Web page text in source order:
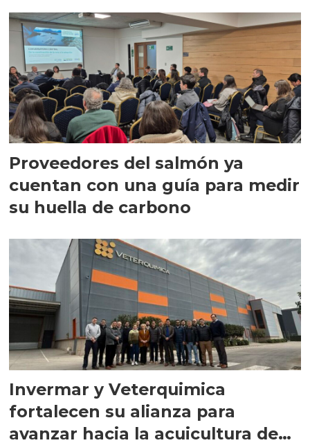
Proveedores del salmón ya
cuentan con una guía para medir
su huella de carbono
Invermar y Veterquimica
fortalecen su alianza para
avanzar hacia la acuicultura de